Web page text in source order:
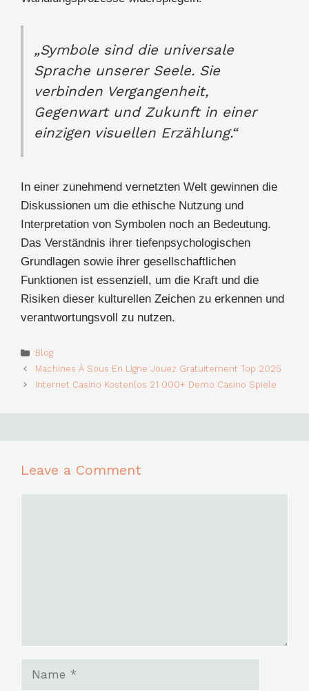
„Symbole sind die universale
Sprache unserer Seele. Sie
verbinden Vergangenheit,
Gegenwart und Zukunft in einer
einzigen visuellen Erzählung.“
In einer zunehmend vernetzten Welt gewinnen die
Diskussionen um die ethische Nutzung und
Interpretation von Symbolen noch an Bedeutung.
Das Verständnis ihrer tiefenpsychologischen
Grundlagen sowie ihrer gesellschaftlichen
Funktionen ist essenziell, um die Kraft und die
Risiken dieser kulturellen Zeichen zu erkennen und
verantwortungsvoll zu nutzen.
Categories
Blog
Machines À Sous En Ligne Jouez Gratuitement Top 2025
Internet Casino Kostenlos 21 000+ Demo Casino Spiele
Leave a Comment